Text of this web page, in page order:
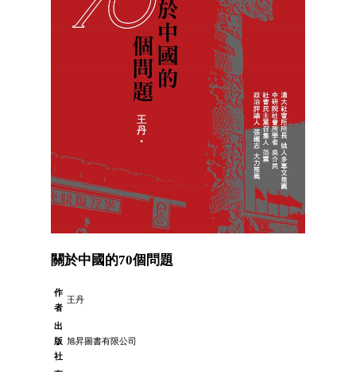
關於中國的70個問題
作
者
王丹
出
版
社
旭昇圖書有限公司